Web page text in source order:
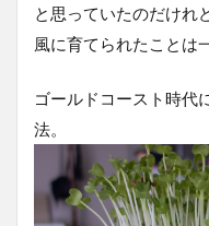
と思っていたのだけれ
風に育てられたことは
ゴールドコースト時代
法。